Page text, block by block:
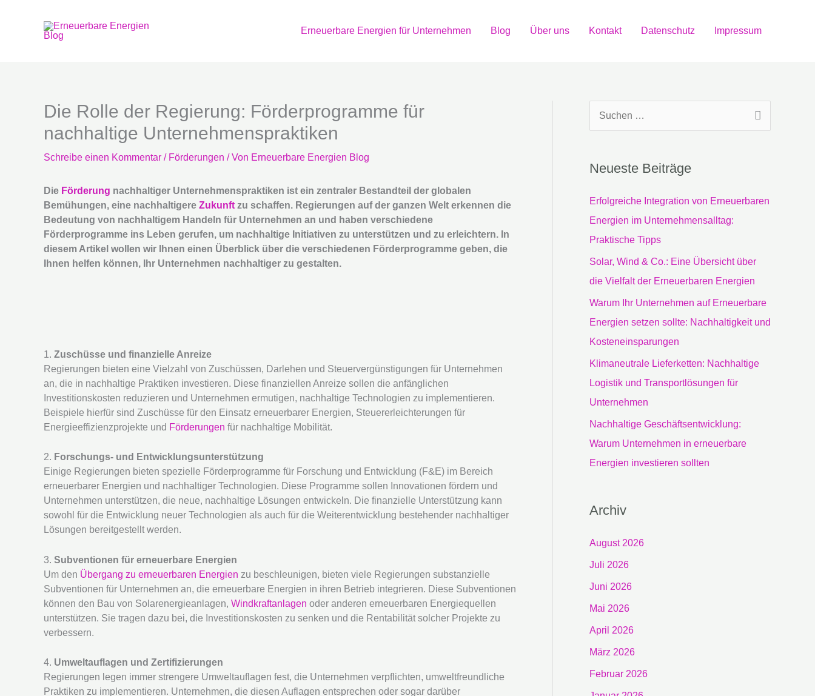
Erneuerbare Energien für Unternehmen Blog Über uns Kontakt Datenschutz Impressum
Die Rolle der Regierung: Förderprogramme für
nachhaltige Unternehmenspraktiken
Schreibe einen Kommentar / Förderungen / Von Erneuerbare Energien Blog
Die Förderung nachhaltiger Unternehmenspraktiken ist ein zentraler Bestandteil der globalen
Bemühungen, eine nachhaltigere Zukunft zu schaffen. Regierungen auf der ganzen Welt erkennen die
Bedeutung von nachhaltigem Handeln für Unternehmen an und haben verschiedene
Förderprogramme ins Leben gerufen, um nachhaltige Initiativen zu unterstützen und zu erleichtern. In
diesem Artikel wollen wir Ihnen einen Überblick über die verschiedenen Förderprogramme geben, die
Ihnen helfen können, Ihr Unternehmen nachhaltiger zu gestalten.
1. Zuschüsse und finanzielle Anreize
Regierungen bieten eine Vielzahl von Zuschüssen, Darlehen und Steuervergünstigungen für Unternehmen
an, die in nachhaltige Praktiken investieren. Diese finanziellen Anreize sollen die anfänglichen
Investitionskosten reduzieren und Unternehmen ermutigen, nachhaltige Technologien zu implementieren.
Beispiele hierfür sind Zuschüsse für den Einsatz erneuerbarer Energien, Steuererleichterungen für
Energieeffizienzprojekte und Förderungen für nachhaltige Mobilität.
2. Forschungs- und Entwicklungsunterstützung
Einige Regierungen bieten spezielle Förderprogramme für Forschung und Entwicklung (F&E) im Bereich
erneuerbarer Energien und nachhaltiger Technologien. Diese Programme sollen Innovationen fördern und
Unternehmen unterstützen, die neue, nachhaltige Lösungen entwickeln. Die finanzielle Unterstützung kann
sowohl für die Entwicklung neuer Technologien als auch für die Weiterentwicklung bestehender nachhaltiger
Lösungen bereitgestellt werden.
3. Subventionen für erneuerbare Energien
Um den Übergang zu erneuerbaren Energien zu beschleunigen, bieten viele Regierungen substanzielle
Subventionen für Unternehmen an, die erneuerbare Energien in ihren Betrieb integrieren. Diese Subventionen
können den Bau von Solarenergieanlagen, Windkraftanlagen oder anderen erneuerbaren Energiequellen
unterstützen. Sie tragen dazu bei, die Investitionskosten zu senken und die Rentabilität solcher Projekte zu
verbessern.
4. Umweltauflagen und Zertifizierungen
Regierungen legen immer strengere Umweltauflagen fest, die Unternehmen verpflichten, umweltfreundliche
Praktiken zu implementieren. Unternehmen, die diesen Auflagen entsprechen oder sogar darüber
e
n
n
Neueste Beiträge
Erfolgreiche Integration von Erneuerbaren
Energien im Unternehmensalltag:
Praktische Tipps
Solar, Wind & Co.: Eine Übersicht über
die Vielfalt der Erneuerbaren Energien
Warum Ihr Unternehmen auf Erneuerbare
Energien setzen sollte: Nachhaltigkeit und
Kosteneinsparungen
Klimaneutrale Lieferketten: Nachhaltige
Logistik und Transportlösungen für
Unternehmen
Nachhaltige Geschäftsentwicklung:
Warum Unternehmen in erneuerbare
Energien investieren sollten
Archiv
August 2026
Juli 2026
Juni 2026
Mai 2026
April 2026
März 2026
Februar 2026